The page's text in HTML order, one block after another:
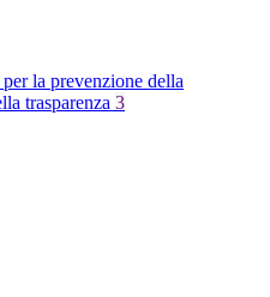
la prevenzione della
trasparenza 3